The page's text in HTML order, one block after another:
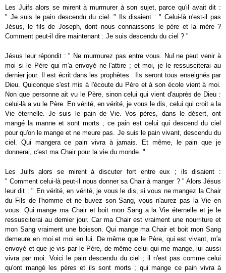
Les Juifs alors se mirent à murmurer à son sujet, parce qu'il avait dit :
" Je suis le pain descendu du ciel. " Ils disaient : " Celui-là n'est-il pas
Jésus, le fils de Joseph, dont nous connaissons le père et la mère ?
Comment peut-il dire maintenant : Je suis descendu du ciel ? "
Jésus leur répondit : " Ne murmurez pas entre vous. Nul ne peut venir à
moi si le Père qui m'a envoyé ne l'attire ; et moi, je le ressusciterai au
dernier jour. Il est écrit dans les prophètes : Ils seront tous enseignés par
Dieu. Quiconque s'est mis à l'écoute du Père et à son école vient à moi.
Non que personne ait vu le Père, sinon celui qui vient d'auprès de Dieu :
celui-là a vu le Père. En vérité, en vérité, je vous le dis, celui qui croit a la
Vie éternelle. Je suis le pain de Vie. Vos pères, dans le désert, ont
mangé la manne et sont morts ; ce pain est celui qui descend du ciel
pour qu'on le mange et ne meure pas. Je suis le pain vivant, descendu du
ciel. Qui mangera ce pain vivra à jamais. Et même, le pain que je
donnerai, c'est ma Chair pour la vie du monde. "
Les Juifs alors se mirent à discuter fort entre eux ; ils disaient :
" Comment celui-là peut-il nous donner sa Chair à manger ? " Alors Jésus
leur dit : " En vérité, en vérité, je vous le dis, si vous ne mangez la Chair
du Fils de l'homme et ne buvez son Sang, vous n'aurez pas la Vie en
vous. Qui mange ma Chair et boit mon Sang a la Vie éternelle et je le
ressusciterai au dernier jour. Car ma Chair est vraiment une nourriture et
mon Sang vraiment une boisson. Qui mange ma Chair et boit mon Sang
demeure en moi et moi en lui. De même que le Père, qui est vivant, m'a
envoyé et que je vis par le Père, de même celui qui me mange, lui aussi
vivra par moi. Voici le pain descendu du ciel ; il n'est pas comme celui
qu'ont mangé les pères et ils sont morts ; qui mange ce pain vivra à